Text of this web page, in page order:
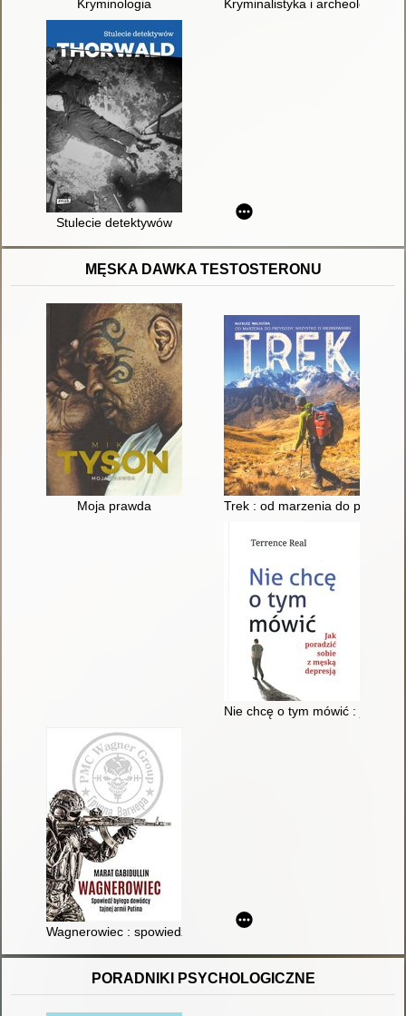
Kryminologia Kryminalistyka i archeologia
Stulecie detektywów
MĘSKA DAWKA TESTOSTERONU
Moja prawda Trek : od marzenia do
Nie chcę o tym mówić : jak
Wagnerowiec : spowiedź byłego dowódcy tajnej armii Putina
PORADNIKI PSYCHOLOGICZNE